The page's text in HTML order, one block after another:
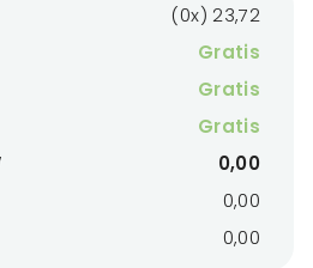
(0x) 23,72
Gratis
Gratis
Gratis
0,00
0,00
0,00